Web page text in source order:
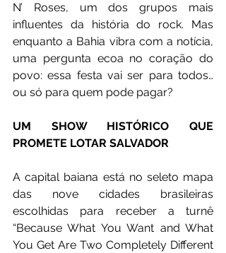
N’ Roses, um dos grupos mais
influentes da história do rock. Mas
enquanto a Bahia vibra com a notícia,
uma pergunta ecoa no coração do
povo: essa festa vai ser para todos…
ou só para quem pode pagar?
UM SHOW HISTÓRICO QUE
PROMETE LOTAR SALVADOR
A capital baiana está no seleto mapa
das nove cidades brasileiras
escolhidas para receber a turnê
“Because What You Want and What
You Get Are Two Completely Different